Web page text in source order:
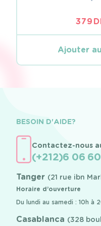
379
Ajouter
BESOIN D'AIDE?
Contactez-nous
(+212)6 06
Tanger (21 rue ibn
Horaire d’ouverture
Du lundi au samedi : 10h à
Casablanca (328